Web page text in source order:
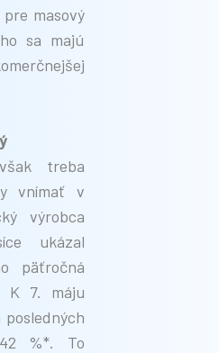
masový
sa majú
treba
vnímať v
výrobca
ukázal
päťročná
K 7. máju
posledných
%*. To